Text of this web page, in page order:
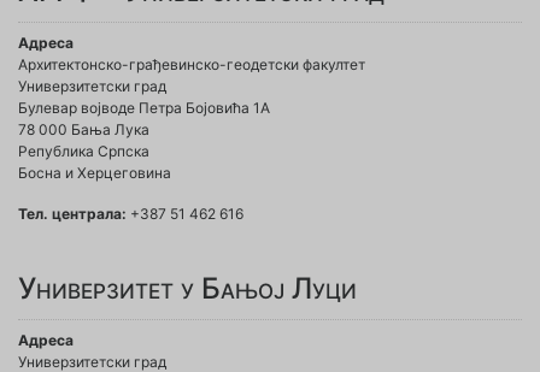
Адреса
Архитектонско-грађевинско-геодетски факултет
Универзитетски град
Булевар војводе Петра Бојовића 1A
78 000 Бања Лука
Република Српска
Босна и Херцеговина
Тел. централа: +387 51 462 616
Универзитет у Бањој Луци
Адреса
Универзитетски град